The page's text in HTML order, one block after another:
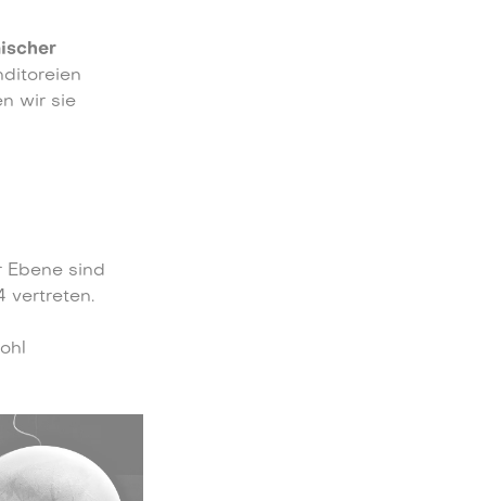
wir sie
sind
vertreten.